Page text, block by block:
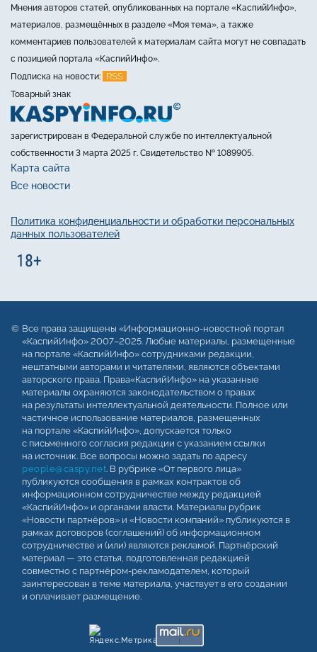
Мнения авторов статей, опубликованных на портале «КаспийИнфо»,
материалов, размещённых в разделе «Моя тема», а также
комментариев пользователей к материалам сайта могут не совпадать
с позицией портала «КаспийИнфо».
Подписка на новости:
RSS
Товарный знак
зарегистрирован в Федеральной службе по интеллектуальной
собственности 3 марта 2025 г. Свидетельство № 1089905.
Карта сайта
Все новости
Политика конфиденциальности и обработки персональных
данных пользователей
Все права защищены «Информационно-новостной портал
«КаспийИнфо» 2007–2025. Любые материалы, размещенные
на портале «КаспийИнфо» сотрудниками редакции,
нештатными авторами и читателями, являются объектами
авторского права. Права«КаспийИнфо» на указанные
материалы охраняются законодательством о правах
на результаты интеллектуальной деятельности. Полное или
частичное использование материалов, размещенных
на портале «КаспийИнфо», допускается только
с письменного согласия редакции с указанием ссылки
на источник. Все вопросы можно задать по адресу
people@caspy.net. В рубрике «От первого лица»
публикуются сообщения в рамках контрактов об
информационном сотрудничестве между редакцией
«КаспийИнфо» и органами власти. Материалы рубрик
«Новости партнёров» и «Новости компаний» публикуются в
рамках договоров (соглашений) об информационном
сотрудничестве и (или) являются рекламой. Партнёрский
материал — это статья, подготовленная редакцией
совместно с партнёром-рекламодателем, который
заинтересован в теме материала, участвует в его создании
и оплачивает размещение.